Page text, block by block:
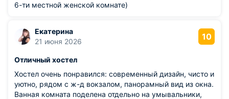
всё
6-ти местной женской комнате)
Екатерина
21 июня 2026
10
Отличный хостел
Хостел очень понравился: современный дизайн, чисто и
уютно, рядом с ж-д вокзалом, панорамный вид из окна.
Ванная комната поделена отдельно на умывальники,